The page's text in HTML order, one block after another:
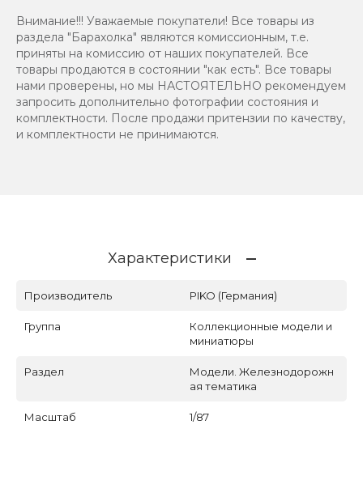
Внимание!!! Уважаемые покупатели! Все товары из
раздела "Барахолка" являются комиссионным, т.е.
приняты на комиссию от наших покупателей. Все
товары продаются в состоянии "как есть". Все товары
нами проверены, но мы НАСТОЯТЕЛЬНО рекомендуем
запросить дополнительно фотографии состояния и
комплектности. После продажи притензии по качеству,
и комплектности не принимаются.
Характеристики
Производитель PIKO (Германия)
Группа
Коллекционные модели и
миниатюры
Раздел
Модели. Железнодорожн
ая тематика
Масштаб 1/87